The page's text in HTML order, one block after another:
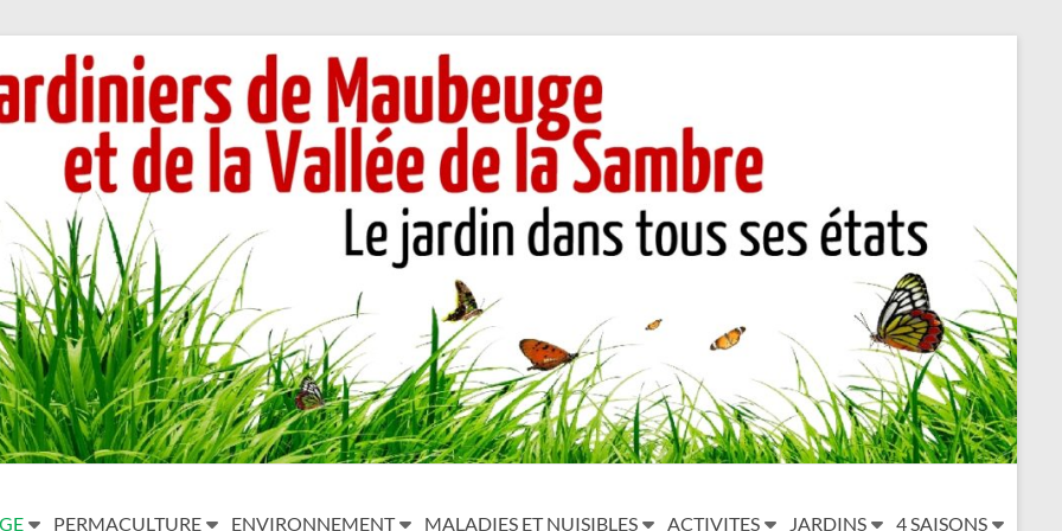
PERMACULTURE ENVIRONNEMENT MALADIES ET NUISIBLES ACTIVITES JARDINS 4 SAISONS